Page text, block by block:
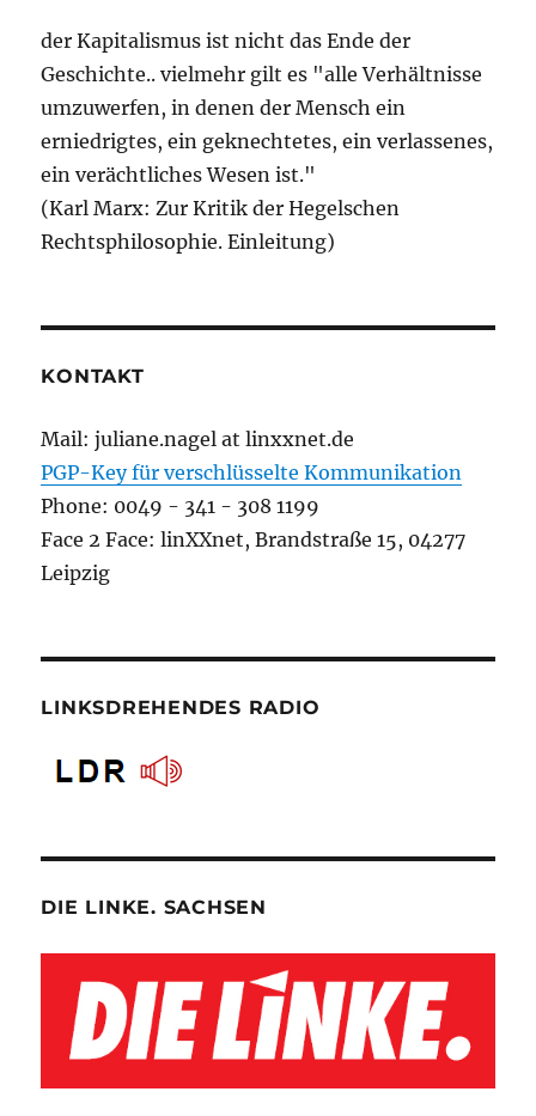
der Kapitalismus ist nicht das Ende der
Geschichte.. vielmehr gilt es "alle Verhältnisse
umzuwerfen, in denen der Mensch ein
erniedrigtes, ein geknechtetes, ein verlassenes,
ein verächtliches Wesen ist."
(Karl Marx: Zur Kritik der Hegelschen
Rechtsphilosophie. Einleitung)
KONTAKT
Mail: juliane.nagel at linxxnet.de
PGP-Key für verschlüsselte Kommunikation
Phone: 0049 - 341 - 308 1199
Face 2 Face: linXXnet, Brandstraße 15, 04277
Leipzig
LINKSDREHENDES RADIO
DIE LINKE. SACHSEN